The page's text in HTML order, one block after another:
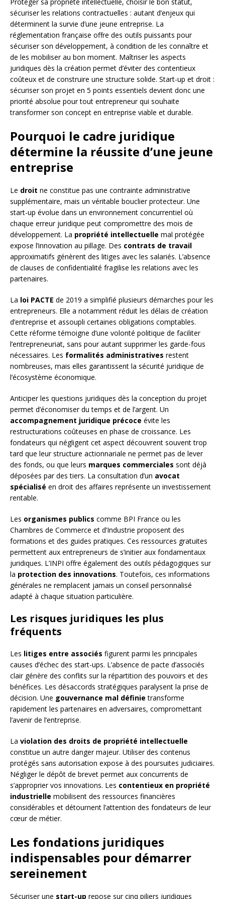
sécuriser les relations contractuelles : autant d’enjeux qui
déterminent la survie d’une jeune entreprise. La
réglementation française offre des outils puissants pour
sécuriser son développement, à condition de les connaître et
de les mobiliser au bon moment. Maîtriser les aspects
juridiques dès la création permet d’éviter des contentieux
coûteux et de construire une structure solide. Start-up et droit :
sécuriser son projet en 5 points essentiels devient donc une
priorité absolue pour tout entrepreneur qui souhaite
transformer son concept en entreprise viable et durable.
Pourquoi le cadre juridique
détermine la réussite d’une jeune
entreprise
Le droit ne constitue pas une contrainte administrative
supplémentaire, mais un véritable bouclier protecteur. Une
start-up évolue dans un environnement concurrentiel où
chaque erreur juridique peut compromettre des mois de
développement. La propriété intellectuelle mal protégée
expose l’innovation au pillage. Des contrats de travail
approximatifs génèrent des litiges avec les salariés. L’absence
de clauses de confidentialité fragilise les relations avec les
partenaires.
La loi PACTE de 2019 a simplifié plusieurs démarches pour les
entrepreneurs. Elle a notamment réduit les délais de création
d’entreprise et assoupli certaines obligations comptables.
Cette réforme témoigne d’une volonté politique de faciliter
l’entrepreneuriat, sans pour autant supprimer les garde-fous
nécessaires. Les formalités administratives restent
nombreuses, mais elles garantissent la sécurité juridique de
l’écosystème économique.
Anticiper les questions juridiques dès la conception du projet
permet d’économiser du temps et de l’argent. Un
accompagnement juridique précoce évite les
restructurations coûteuses en phase de croissance. Les
fondateurs qui négligent cet aspect découvrent souvent trop
tard que leur structure actionnariale ne permet pas de lever
des fonds, ou que leurs marques commerciales sont déjà
déposées par des tiers. La consultation d’un avocat
spécialisé en droit des affaires représente un investissement
rentable.
Les organismes publics comme BPI France ou les
Chambres de Commerce et d’Industrie proposent des
formations et des guides pratiques. Ces ressources gratuites
permettent aux entrepreneurs de s’initier aux fondamentaux
juridiques. L’INPI offre également des outils pédagogiques sur
la protection des innovations. Toutefois, ces informations
générales ne remplacent jamais un conseil personnalisé
adapté à chaque situation particulière.
Les risques juridiques les plus
fréquents
Les litiges entre associés figurent parmi les principales
causes d’échec des start-ups. L’absence de pacte d’associés
clair génère des conflits sur la répartition des pouvoirs et des
bénéfices. Les désaccords stratégiques paralysent la prise de
décision. Une gouvernance mal définie transforme
rapidement les partenaires en adversaires, compromettant
l’avenir de l’entreprise.
La violation des droits de propriété intellectuelle
constitue un autre danger majeur. Utiliser des contenus
protégés sans autorisation expose à des poursuites judiciaires.
Négliger le dépôt de brevet permet aux concurrents de
s’approprier vos innovations. Les contentieux en propriété
industrielle mobilisent des ressources financières
considérables et détournent l’attention des fondateurs de leur
cœur de métier.
Les fondations juridiques
indispensables pour démarrer
sereinement
Sécuriser une start-up repose sur cinq piliers juridiques